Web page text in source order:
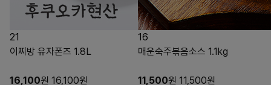
21
이찌방 유자폰즈 1.8L
16,100원 16,100원
16
매운숙주볶음소스 1.1kg
11,500원 11,500원